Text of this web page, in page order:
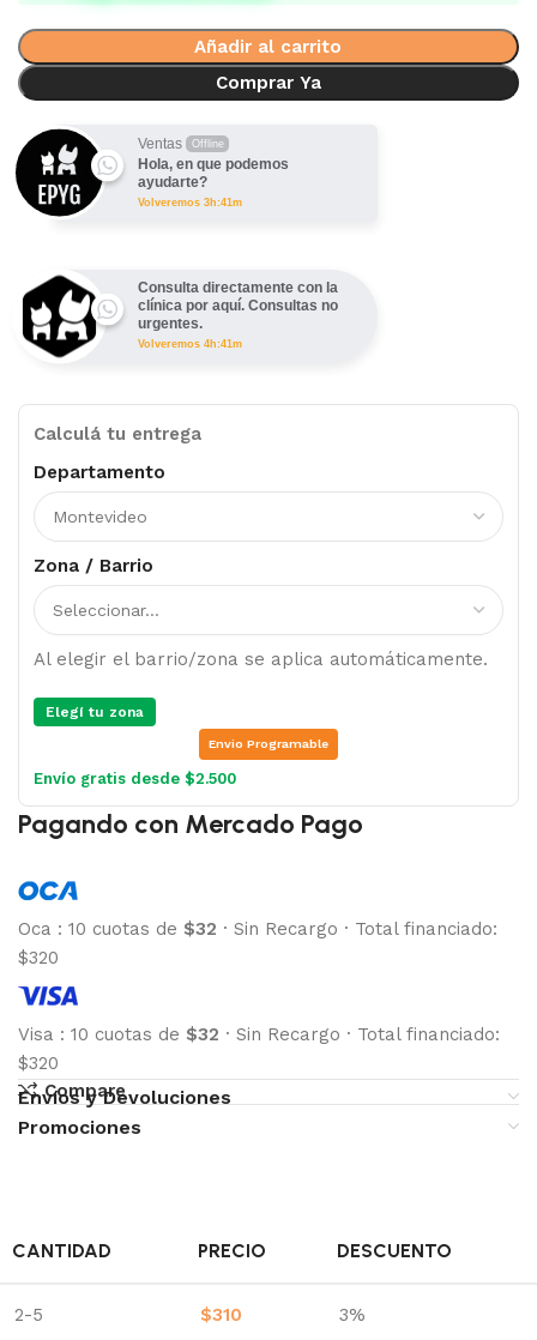
Añadir al carrito
Comprar Ya
Ventas Offline
Hola, en que podemos
ayudarte?
Volveremos 3h:41m
Consulta directamente con la
clínica por aquí. Consultas no
urgentes.
Volveremos 4h:41m
Calculá tu entrega
Departamento
Zona / Barrio
Al elegir el barrio/zona se aplica automáticamente.
Elegí tu zona
Envio Programable
Envío gratis desde $2.500
Pagando con Mercado Pago
Oca : 10 cuotas de $32 · Sin Recargo · Total financiado:
$320
Visa : 10 cuotas de $32 · Sin Recargo · Total financiado:
$320
Compare
Envíos y Devoluciones
Promociones
CANTIDAD PRECIO DESCUENTO
2-5 $310 3%